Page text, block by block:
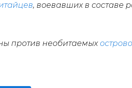
, воевавших в составе
против необитаемых